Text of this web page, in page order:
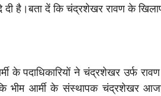
दी है।बता दें कि चंद्रशेखर रावण के
के पदाधिकारियों ने चंद्रशेखर उर्फ
भीम आर्मी के संस्थापक चंद्रशेखर